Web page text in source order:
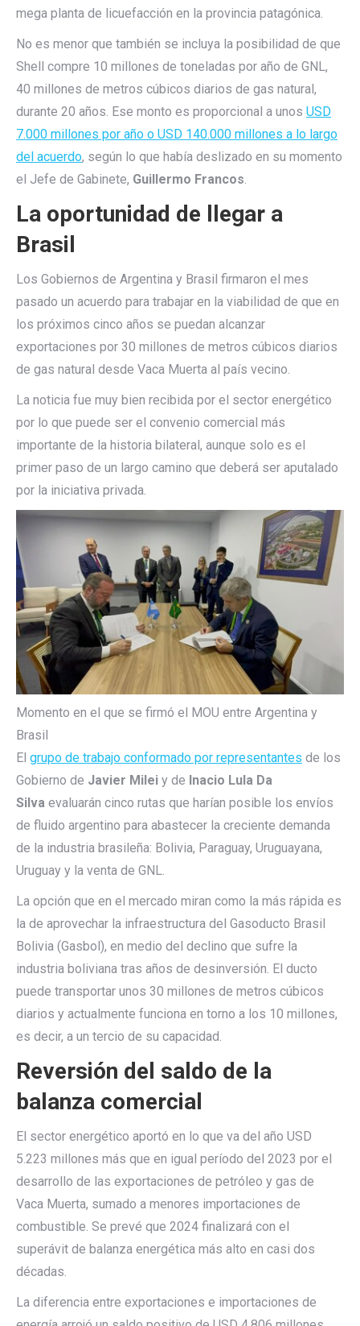
mega planta de licuefacción en la provincia patagónica.
No es menor que también se incluya la posibilidad de que
Shell compre 10 millones de toneladas por año de GNL,
40 millones de metros cúbicos diarios de gas natural,
durante 20 años. Ese monto es proporcional a unos USD
7.000 millones por año o USD 140.000 millones a lo largo
del acuerdo, según lo que había deslizado en su momento
el Jefe de Gabinete, Guillermo Francos
La oportunidad de llegar a
Brasil
Los Gobiernos de Argentina y Brasil firmaron el mes
pasado un acuerdo para trabajar en la viabilidad de que en
los próximos cinco años se puedan alcanzar
exportaciones por 30 millones de metros cúbicos diarios
de gas natural desde Vaca Muerta al país vecino.
La noticia fue muy bien recibida por el sector energético
por lo que puede ser el convenio comercial más
importante de la historia bilateral, aunque solo es el
primer paso de un largo camino que deberá ser aputalado
por la iniciativa privada.
Momento en el que se firmó el MOU entre Argentina y
Brasil
El grupo de trabajo conformado por representantes de los
Gobierno de Javier Milei y de Inacio Lula Da
Silva evaluarán cinco rutas que harían posible los envíos
de fluido argentino para abastecer la creciente demanda
de la industria brasileña: Bolivia, Paraguay, Uruguayana,
Uruguay y la venta de GNL.
La opción que en el mercado miran como la más rápida es
la de aprovechar la infraestructura del Gasoducto Brasil
Bolivia (Gasbol), en medio del declino que sufre la
industria boliviana tras años de desinversión. El ducto
puede transportar unos 30 millones de metros cúbicos
diarios y actualmente funciona en torno a los 10 millones,
es decir, a un tercio de su capacidad.
Reversión del saldo de la
balanza comercial
El sector energético aportó en lo que va del año USD
5.223 millones más que en igual período del 2023 por el
desarrollo de las exportaciones de petróleo y gas de
Vaca Muerta, sumado a menores importaciones de
combustible. Se prevé que 2024 finalizará con el
superávit de balanza energética más alto en casi dos
décadas.
La diferencia entre exportaciones e importaciones de